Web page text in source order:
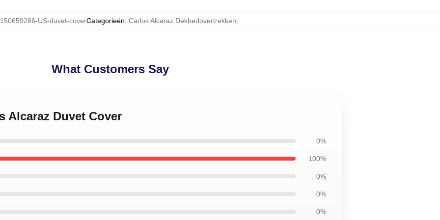
150659266-US-duvet-coverCategorieën: Carlos Alcaraz Dekbedovertrekken
What Customers Say
Alcaraz Duvet Cover
0%
100%
0%
0%
0%